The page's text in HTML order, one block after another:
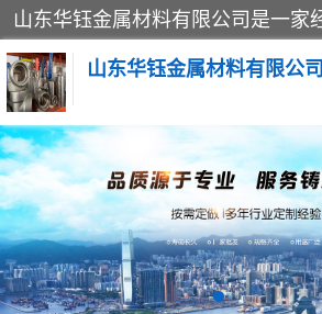
山东华钰金属材料有限公司
不锈钢管
管件标准件
不锈钢人孔